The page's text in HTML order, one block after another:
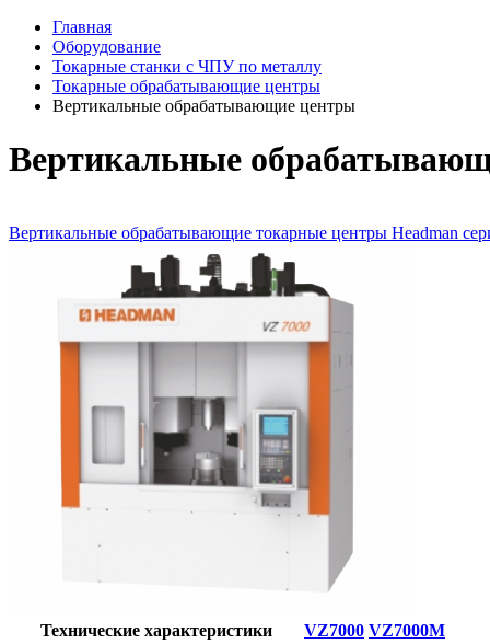
Главная
Оборудование
Токарные станки с ЧПУ по металлу
Токарные обрабатывающие центры
Вертикальные обрабатывающие центры
Вертикальные
Вертикальные обрабатывающие токарные центры Headman
Технические характеристики VZ7000 VZ7000M